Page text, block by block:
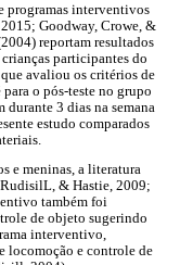
programas interventivos
Goodway, Crowe, &
reportam resultados
participantes do
avaliou os critérios de
o pós-teste no grupo
3 dias na semana
estudo comparados
e meninas, a literatura
& Hastie, 2009;
também foi
de objeto sugerindo
interventivo,
locomoção e controle de